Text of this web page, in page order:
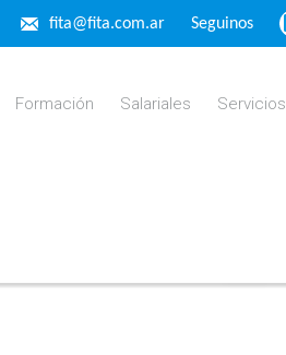
fita@fita.com.ar Seguinos
Formación Salariales Servicios